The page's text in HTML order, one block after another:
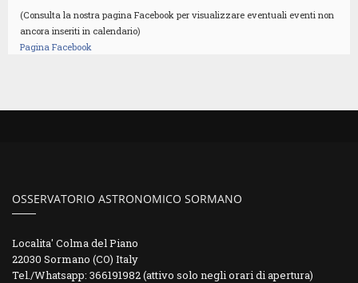
(Consulta la nostra pagina Facebook per visualizzare eventuali eventi non
ancora inseriti in calendario)
Pagina Facebook
OSSERVATORIO ASTRONOMICO SORMANO
Localita' Colma del Piano
22030 Sormano (CO) Italy
Tel./Whatsapp: 366191982 (attivo solo negli orari di apertura)